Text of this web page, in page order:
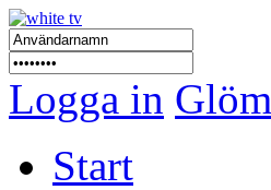
Logga in
Start